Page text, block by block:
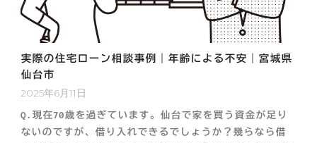
実際の住宅ローン相談事例｜年齢による不安｜宮城県
仙台市
2025年6月11日
Q.現在70歳を過ぎています。仙台で家を買う資金が足り
ないのですが、借り入れできるでしょうか？幾らなら借